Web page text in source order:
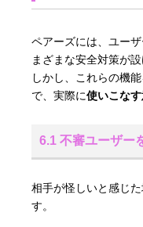
ペアーズには、ユー
まざまな安全対策が設
しかし、これらの機
で、実際に使いこな
6.1 不審ユーザー
相手が怪しいと感じ
す。